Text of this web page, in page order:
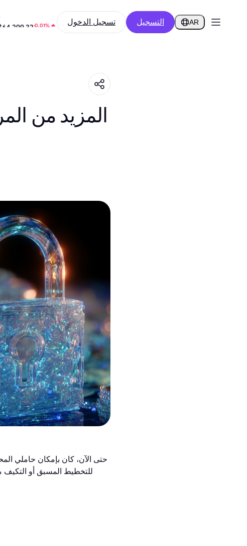
$0.2591 تسجيل الدخول التسجيل AR
المزيد من
حتى الآن، كان بإمكان حاملي
للتخطيط المسبق أو التكيف